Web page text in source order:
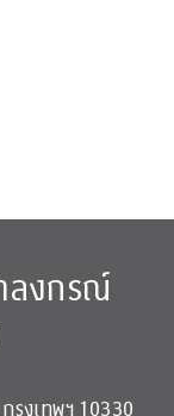
งกรณ์
รุงเทพฯ 10330